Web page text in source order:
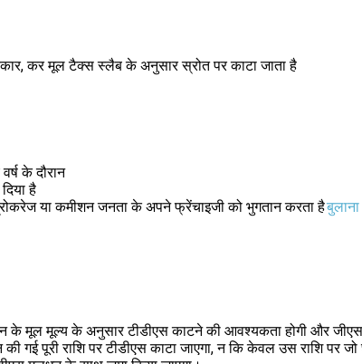
कर मूल टैक्स स्लैब के अनुसार स्रोत पर काटा जाता है
के दौरान
है
या कमीशन जनता के अपने फ्रेंचाइजी को भुगतान करता हैबुलाना
के मूल मूल्य के अनुसार टीडीएस काटने की आवश्यकता होगी और
गई पूरी राशि पर टीडीएस काटा जाएगा, न कि केवल उस राशि पर